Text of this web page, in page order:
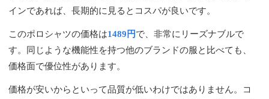
インであれば、長期的に見るとコスパが良いです。
このポロシャツの価格は1489円で、非常にリーズナブルで
す。同じような機能性を持つ他のブランドの服と比べても、
価格面で優位性があります。
価格が安いからといって品質が低いわけではありません。コ